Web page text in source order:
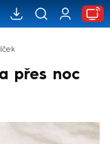
přes noc